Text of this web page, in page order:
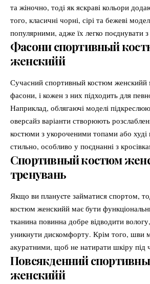
та жіночно, тоді як яскраві кольори
того, класичні чорні, сірі та бежеві
популярними, адже їх легко поєднувати
Фасони спортивный
женскийй
Сучасний спортивный костюм женскийй
фасони, і кожен з них підходить для
Наприклад, облягаючі моделі
оверсайз варіанти створюють
костюми з укороченими топами або худі
стильно, особливо у поєднанні з
Спортивный костюм
тренувань
Якщо ви плануєте займатися спортом,
костюм женскийй має бути
тканина повинна добре відводити
уникнути дискомфорту. Крім того, шви
акуратними, щоб не натирати шкіру під
Повсякденний
женскийй